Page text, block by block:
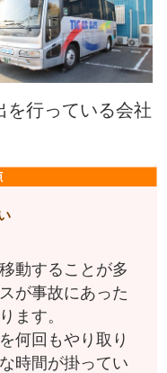
を行っている会社
動することが多
が事故にあった
ます。
何回もやり取り
時間が掛ってい